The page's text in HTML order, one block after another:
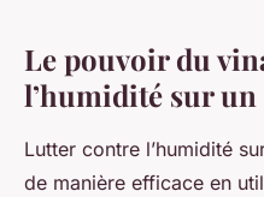
Le pouvoir du
l’humidité sur
Lutter contre l’humidité
de manière efficace en